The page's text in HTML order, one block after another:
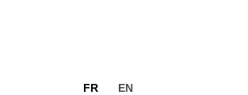
FR EN